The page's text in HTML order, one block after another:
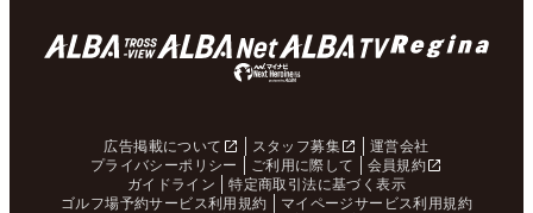
広告掲載について スタッフ募集
運営会社
プライバシーポリシー
ご利用に際して
会員規約
ガイドライン
特定商取引法に基づく表示
ゴルフ場予約サービス利用規約
マイページサービス利用規約